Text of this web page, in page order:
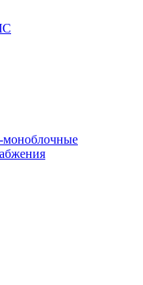
моноблочные